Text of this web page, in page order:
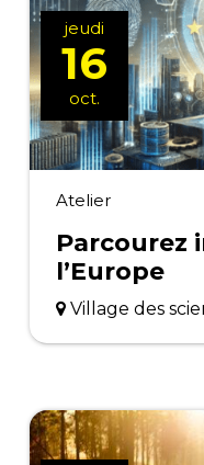
Atelier
Parcourez
l’Europe
Village des
jeudi
16
oct.